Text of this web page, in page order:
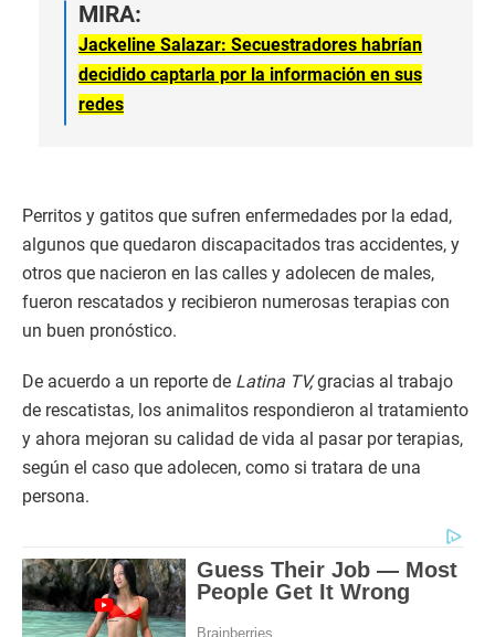
MIRA:
Jackeline Salazar: Secuestradores habrían
decidido captarla por la información en sus
redes
Perritos y gatitos que sufren enfermedades por la edad,
algunos que quedaron discapacitados tras accidentes, y
otros que nacieron en las calles y adolecen de males,
fueron rescatados y recibieron numerosas terapias con
un buen pronóstico.
De acuerdo a un reporte de Latina TV,gracias al trabajo
de rescatistas, los animalitos respondieron al tratamiento
y ahora mejoran su calidad de vida al pasar por terapias,
según el caso que adolecen, como si tratara de una
persona.